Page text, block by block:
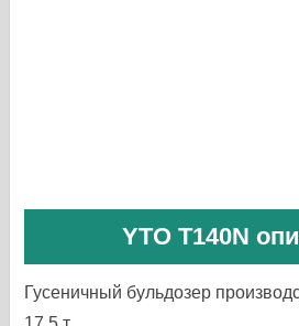
YTO T140N
Гусеничный бульдозер